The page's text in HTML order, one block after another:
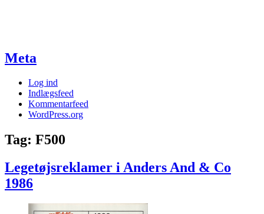
Meta
Log ind
Indlægsfeed
Kommentarfeed
WordPress.org
Tag: F500
Legetøjsreklamer i Anders And & Co
1986